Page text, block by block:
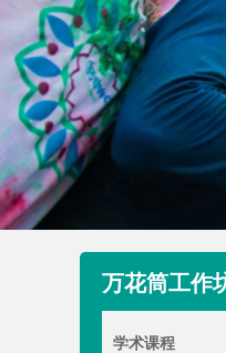
万花筒工作
学术课程